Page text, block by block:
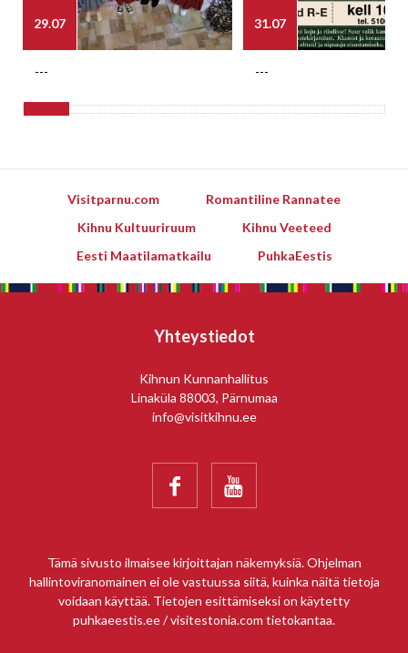
29.07
---
31.07
---
Visitparnu.com
Romantiline Rannatee
Kihnu Kultuuriruum
Kihnu Veeteed
Eesti Maatilamatkailu
PuhkaEestis
Yhteystiedot
Kihnun Kunnanhallitus
Linaküla 88003, Pärnumaa
info@visitkihnu.ee
 
Tämä sivusto ilmaisee kirjoittajan näkemyksiä. Ohjelman
hallintoviranomainen ei ole vastuussa siitä, kuinka näitä tietoja
voidaan käyttää. Tietojen esittämiseksi on käytetty
puhkaeestis.ee / visitestonia.com tietokantaa.